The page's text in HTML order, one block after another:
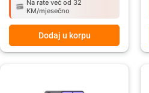
Na rate već od 32
KM/mjesečno
Dodaj u korpu